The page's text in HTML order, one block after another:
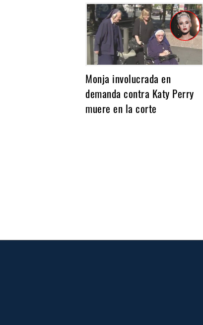
Monja involucrada en
demanda contra Katy Perry
muere en la corte